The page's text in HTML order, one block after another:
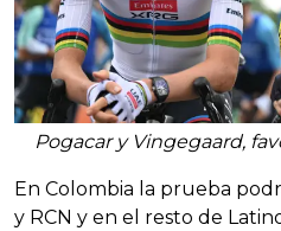
Pogacar y Vingegaard,
En Colombia la prueba
y RCN y en el resto de